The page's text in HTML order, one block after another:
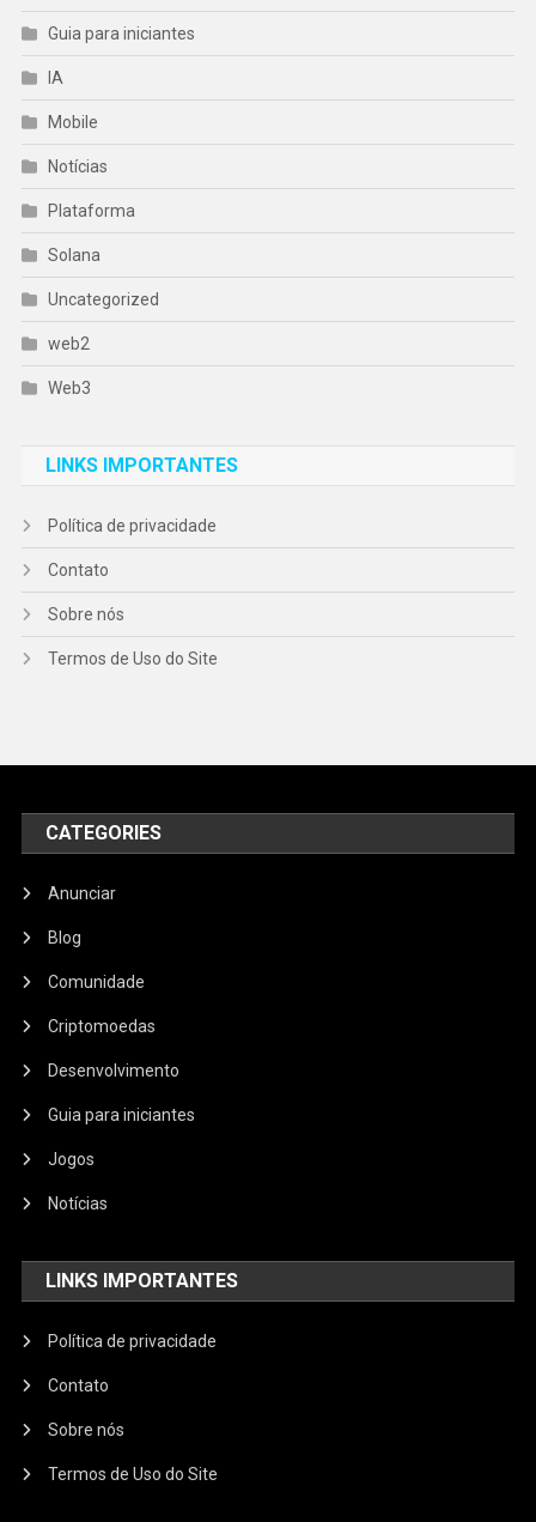
Guia para iniciantes
IA
Mobile
Notícias
Plataforma
Solana
Uncategorized
web2
Web3
LINKS IMPORTANTES
Política de privacidade
Contato
Sobre nós
Termos de Uso do Site
CATEGORIES
Anunciar
Blog
Comunidade
Criptomoedas
Desenvolvimento
Guia para iniciantes
Jogos
Notícias
LINKS IMPORTANTES
Política de privacidade
Contato
Sobre nós
Termos de Uso do Site